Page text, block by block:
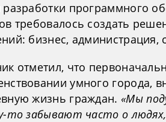
разработки программного
требовалось создать
бизнес, администрация,
отметил, что
умного города,
жизнь граждан. «Мы
то забывают часто о